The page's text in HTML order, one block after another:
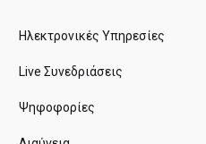
Ηλεκτρονικές Υπηρεσίες
Live Συνεδριάσεις
Ψηφοφορίες